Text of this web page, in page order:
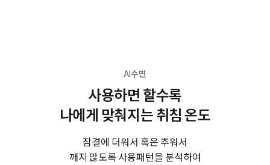
AI수면
사용하면 할수록
나에게 맞춰지는 취침 온도
잠결에 더워서 혹은 추워서
깨지 않도록 사용패턴을 분석하여